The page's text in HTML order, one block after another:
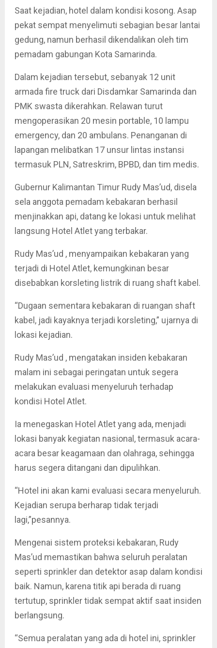
Saat kejadian, hotel dalam kondisi kosong. Asap
pekat sempat menyelimuti sebagian besar lantai
gedung, namun berhasil dikendalikan oleh tim
pemadam gabungan Kota Samarinda.
Dalam kejadian tersebut, sebanyak 12 unit
armada fire truck dari Disdamkar Samarinda dan
PMK swasta dikerahkan. Relawan turut
mengoperasikan 20 mesin portable, 10 lampu
emergency, dan 20 ambulans. Penanganan di
lapangan melibatkan 17 unsur lintas instansi
termasuk PLN, Satreskrim, BPBD, dan tim medis.
Gubernur Kalimantan Timur Rudy Mas’ud, disela
sela anggota pemadam kebakaran berhasil
menjinakkan api, datang ke lokasi untuk melihat
langsung Hotel Atlet yang terbakar.
Rudy Mas’ud , menyampaikan kebakaran yang
terjadi di Hotel Atlet, kemungkinan besar
disebabkan korsleting listrik di ruang shaft kabel.
“Dugaan sementara kebakaran di ruangan shaft
kabel, jadi kayaknya terjadi korsleting,” ujarnya di
lokasi kejadian.
Rudy Mas’ud , mengatakan insiden kebakaran
malam ini sebagai peringatan untuk segera
melakukan evaluasi menyeluruh terhadap
kondisi Hotel Atlet.
Ia menegaskan Hotel Atlet yang ada, menjadi
lokasi banyak kegiatan nasional, termasuk acara-
acara besar keagamaan dan olahraga, sehingga
harus segera ditangani dan dipulihkan.
“Hotel ini akan kami evaluasi secara menyeluruh.
Kejadian serupa berharap tidak terjadi
lagi,”pesannya.
Mengenai sistem proteksi kebakaran, Rudy
Mas’ud memastikan bahwa seluruh peralatan
seperti sprinkler dan detektor asap dalam kondisi
baik. Namun, karena titik api berada di ruang
tertutup, sprinkler tidak sempat aktif saat insiden
berlangsung.
“Semua peralatan yang ada di hotel ini, sprinkler